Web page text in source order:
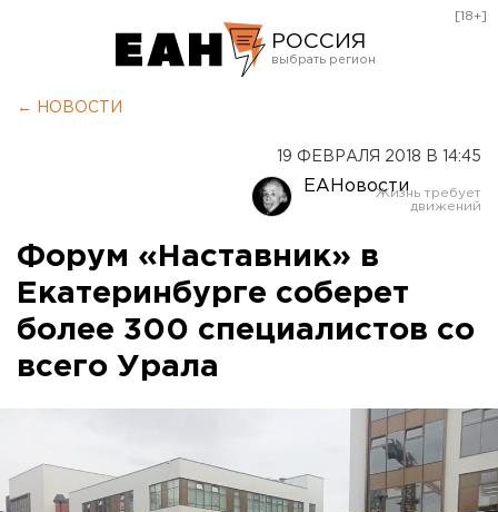
РОССИЯ
Оренбург
[18+]
← НОВОСТИ
19 ФЕВРАЛЯ 2018 В 14:45
ЕАНовости
Форум «Наставник» в
Екатеринбурге соберет
более 300 специалистов со
всего Урала